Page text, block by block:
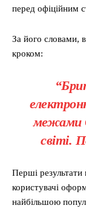
перед офіційним
За його словами,
кроком:
межами
світі.
Перші результати
користувачі
найбільшою